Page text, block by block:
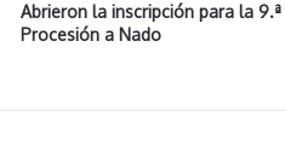
Abrieron la inscripción para la 9.ª
Procesión a Nado